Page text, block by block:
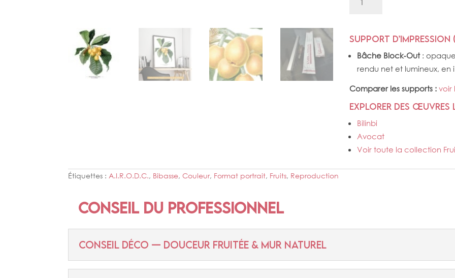
Support d’impression
Bâche Block‑Out:
rendu net et lumineux,
Comparer les supports : voir
Explorer des œuvres
Bilinbi
Avocat
Voir toute la collection
Étiquettes : A.I.R.O.D.C., Bibasse,Couleur, Format portrait, Fruits, Reproduction
Conseil du professionnel
CONSEIL DÉCO — DOUCEUR FRUITÉE & MUR NATUREL